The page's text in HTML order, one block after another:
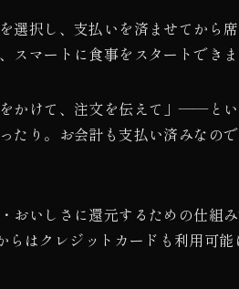
選択し、支払いを済ませてから
スマートに食事をスタートできま
かけて、注文を伝えて」——と
たり。お会計も支払い済みなの
おいしさに還元するための仕組
らはクレジットカードも利用可